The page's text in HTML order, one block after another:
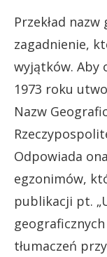
Przekład
zagadnienie,
wyjątków. Aby
1973 roku
Nazw
Odpowiada
egzonimów,
publikacji pt.
tłumaczeń